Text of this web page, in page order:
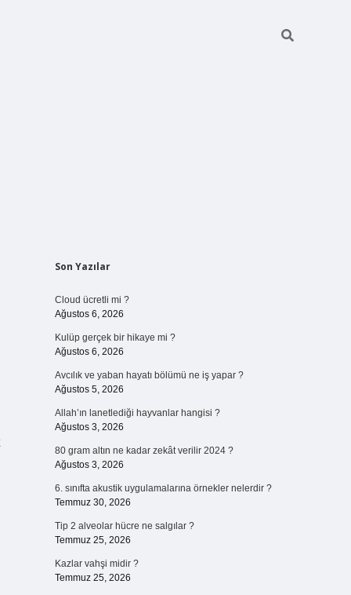
Sidebar
Son Yazılar
Cloud ücretli mi ?
Ağustos 6, 2026
Kulüp gerçek bir hikaye mi ?
Ağustos 6, 2026
Avcılık ve yaban hayatı bölümü ne iş yapar ?
Ağustos 5, 2026
Allah’ın lanetlediği hayvanlar hangisi ?
Ağustos 3, 2026
80 gram altın ne kadar zekât verilir 2024 ?
Ağustos 3, 2026
6. sınıfta akustik uygulamalarına örnekler nelerdir ?
Temmuz 30, 2026
Tip 2 alveolar hücre ne salgılar ?
Temmuz 25, 2026
Kazlar vahşi midir ?
Temmuz 25, 2026